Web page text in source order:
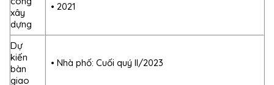
xây
dựng
• 2021
Dự
kiến
bàn
giao
• Nhà phố: Cuối quý II/2023